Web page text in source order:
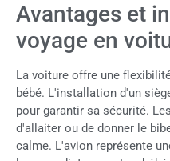
Avantages et
voyage en
La voiture offre une
bébé. L'installation d'un
pour garantir sa sécurité.
d'allaiter ou de donner le
calme. L'avion représente